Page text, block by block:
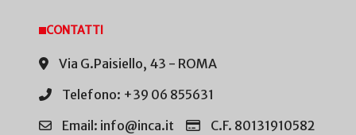
CONTATTI
Via G.Paisiello, 43 - ROMA
Telefono: +39 06 855631
Email: info@inca.it
C.F. 80131910582